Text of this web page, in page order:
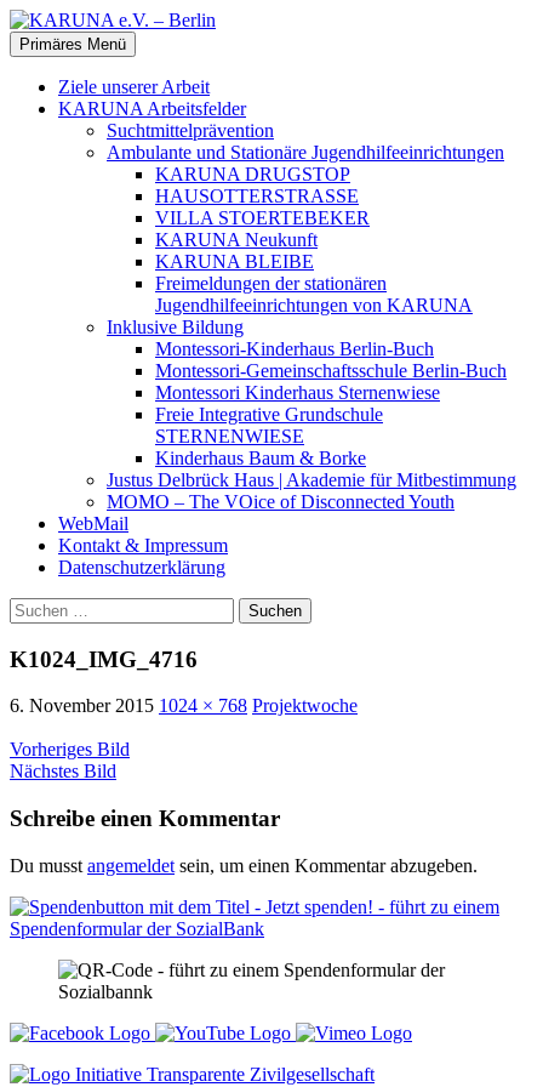
Zum
Inhalt
springen
KARUNA e.V. – Berlin
Suchen
Primäres Menü
Ziele unserer Arbeit
KARUNA Arbeitsfelder
Suchtmittelprävention
Ambulante und Stationäre Jugendhilfeeinrichtungen
KARUNA DRUGSTOP
HAUSOTTERSTRASSE
VILLA STOERTEBEKER
KARUNA Neukunft
KARUNA BLEIBE
Freimeldungen der stationären
Jugendhilfeeinrichtungen von KARUNA
Inklusive Bildung
Montessori-Kinderhaus Berlin-Buch
Montessori-Gemeinschaftsschule Berlin-Buch
Montessori Kinderhaus Sternenwiese
Freie Integrative Grundschule
STERNENWIESE
Kinderhaus Baum & Borke
Justus Delbrück Haus | Akademie für Mitbestimmung
MOMO – The VOice of Disconnected Youth
WebMail
Kontakt & Impressum
Datenschutzerklärung
Suchen
nach:
K1024_IMG_4716
6. November 2015 1024 × 768 Projektwoche
Vorheriges Bild
Nächstes Bild
Schreibe einen Kommentar
Du musst angemeldet sein, um einen Kommentar abzugeben.
Zukunft für Jugendliche und Kinder in
Not Int. e. V.